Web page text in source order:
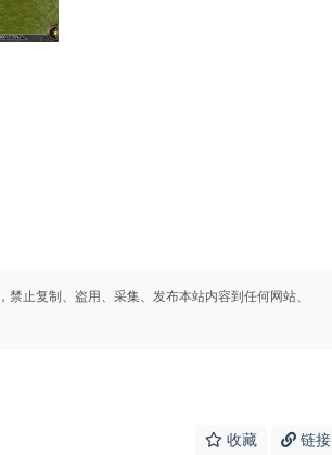
止复制、盗用、采集、发布本站内容到任何网站、
收藏 链接